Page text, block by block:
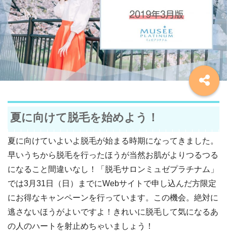
夏に向けて脱毛を始めよう！
夏に向けていよいよ脱毛が始まる時期になってきました。
早いうちから脱毛を行ったほうが当然お肌がよりつるつる
になること間違いなし！「脱毛サロンミュゼプラチナム」
では3月31日（日）までにWebサイトで申し込んだ方限定
にお得なキャンペーンを行っています。この機会。絶対に
逃さないほうがよいですよ！きれいに脱毛して気になるあ
の人のハートを射止めちゃいましょう！